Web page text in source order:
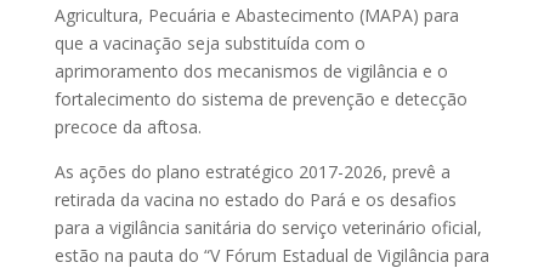
Agricultura, Pecuária e Abastecimento (MAPA) para
que a vacinação seja substituída com o
aprimoramento dos mecanismos de vigilância e o
fortalecimento do sistema de prevenção e detecção
precoce da aftosa.
As ações do plano estratégico 2017-2026, prevê a
retirada da vacina no estado do Pará e os desafios
para a vigilância sanitária do serviço veterinário oficial,
estão na pauta do “V Fórum Estadual de Vigilância para